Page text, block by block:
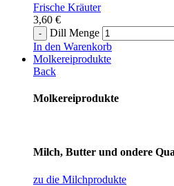
Frische Kräuter
3,60 €
Dill Menge
In den Warenkorb
Molkereiprodukte
Back
Molkereiprodukte
Milch, Butter und ondere
zu die Milchprodukte